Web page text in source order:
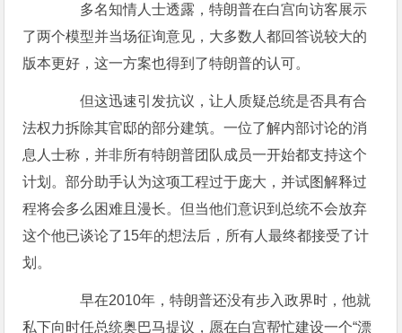
多名知情人士透露，特朗普在白宫向访客展示
了两个模型并当场征询意见，大多数人都回答说较大的
版本更好，这一方案也得到了特朗普的认可。
但这迅速引发抗议，让人质疑总统是否具有合
法权力拆除其官邸的部分建筑。一位了解内部讨论的消
息人士称，并非所有特朗普团队成员一开始都支持这个
计划。部分助手认为这项工程过于庞大，并试图解释过
程将会多么困难且漫长。但当他们意识到总统不会放弃
这个他已谈论了15年的想法后，所有人最终都接受了计
划。
早在2010年，特朗普还没有步入政界时，他就
私下向时任总统奥巴马提议，愿在白宫帮忙建设一个“漂